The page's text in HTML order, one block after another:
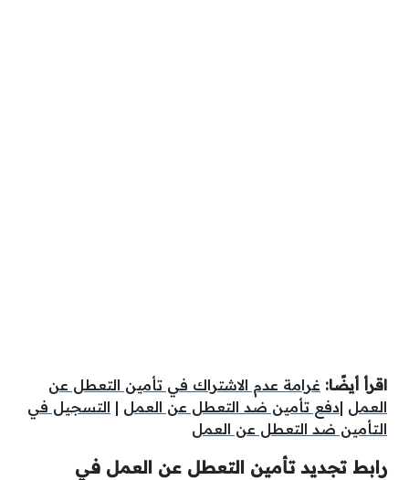
اقرأ أيضًا: غرامة عدم الاشتراك في تأمين التعطل عن
العمل |دفع تأمين ضد التعطل عن العمل | التسجيل في
التأمين ضد التعطل عن العمل
رابط تجديد تأمين التعطل عن العمل في